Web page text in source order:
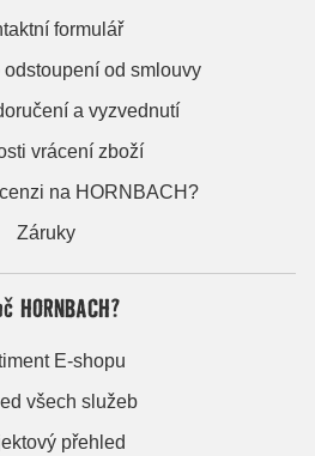
formulář
odstoupení od smlouvy
a vyzvednutí
vrácení zboží
na HORNBACH?
Záruky
HORNBACH?
E-shopu
všech služeb
přehled